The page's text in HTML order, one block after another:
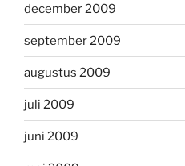
december 2009
september 2009
augustus 2009
juli 2009
juni 2009